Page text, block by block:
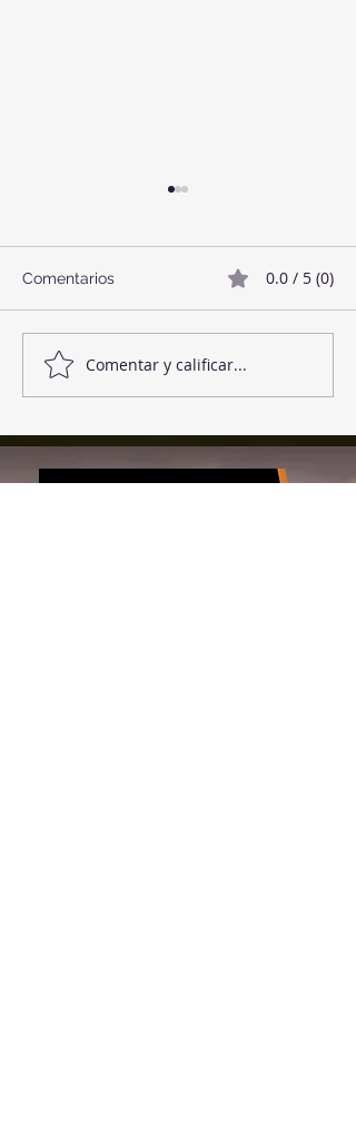
Mermelada de Fresas
Comentarios 0.0 / 5 (0)
Comentar y calificar...